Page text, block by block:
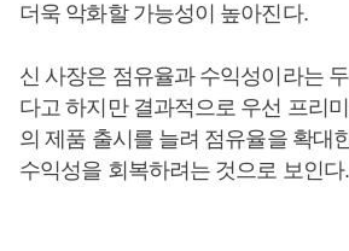
더욱 악화할 가능성이 높아진다.
신 사장은 점유율과 수익성이라는
다고 하지만 결과적으로 우선 프리
의 제품 출시를 늘려 점유율을 확대
수익성을 회복하려는 것으로 보인다.